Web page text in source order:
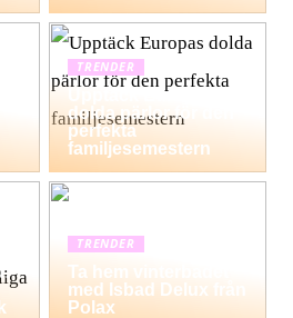
TRENDER
Upptäck Europas
dolda pärlor för den
perfekta
familjesemestern
TRENDER
Ta hem vinterbadet
med Isbad Delux från
Polax